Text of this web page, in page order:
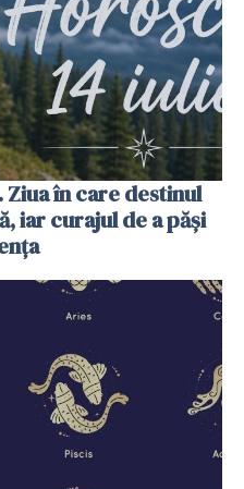
în care destinul
iar curajul de a păși